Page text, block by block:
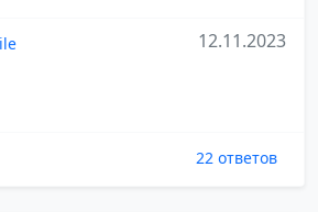
12.11.2023
22 ответов